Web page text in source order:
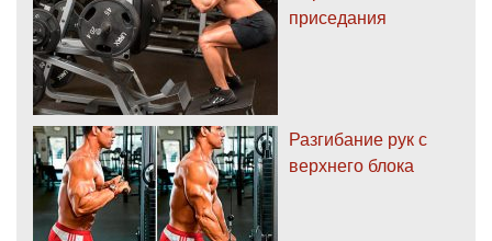
приседания
Разгибание рук с
верхнего блока